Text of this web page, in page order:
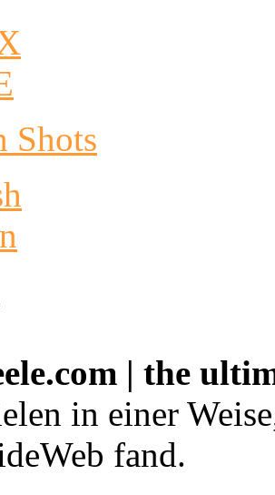
Shots
| the
in einer
fand.